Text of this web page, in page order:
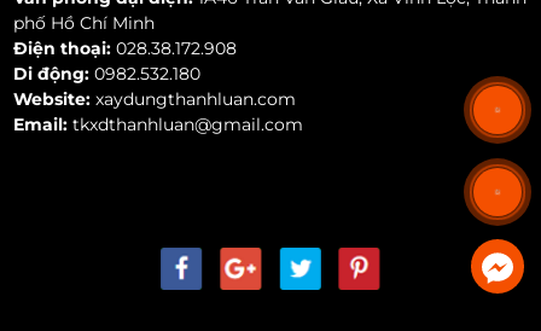
phố Hồ Chí Minh
Điện thoại: 028.38.172.908
Di động: 0982.532.180
Website: xaydungthanhluan.com
Email: tkxdthanhluan@gmail.com